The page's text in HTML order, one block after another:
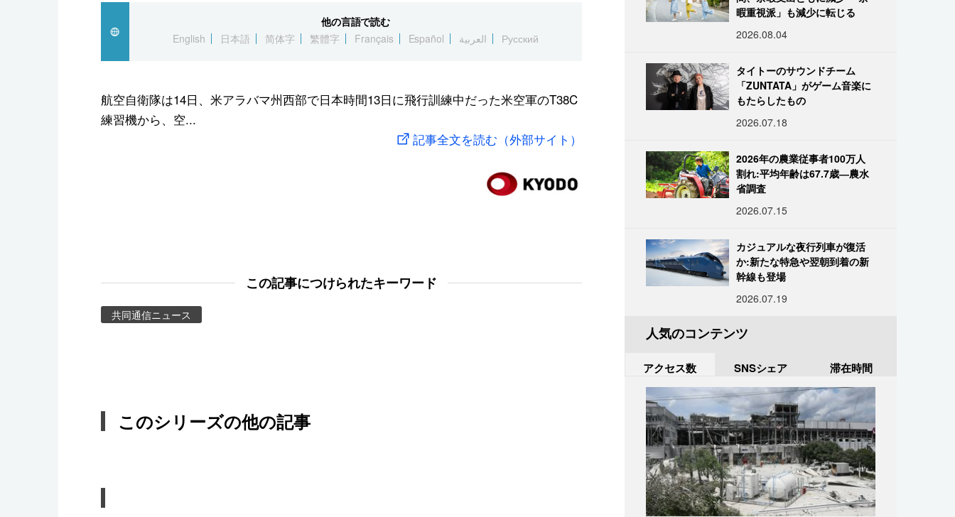
スポーツ・東京2020
他の言語で読む
English
日本語 简体字 繁體字 Français Español العربية Русский
航空自衛隊は14日、米アラバマ州西部で日本時間13日に飛行訓練中だった米空軍のT38C
練習機から、空...
記事全文を読む（外部サイト）
この記事につけられたキーワード
共同通信ニュース
このシリーズの他の記事
暇重視派」も減少に転じる
2026.08.04
タイトーのサウンドチーム
「ZUNTATA」がゲーム音楽に
もたらしたもの
2026.07.18
2026年の農業従事者100万人
割れ:平均年齢は67.7歳―農水
省調査
2026.07.15
カジュアルな夜行列車が復活
か:新たな特急や翌朝到着の新
幹線も登場
2026.07.19
人気のコンテンツ
アクセス数 SNSシェア 滞在時間